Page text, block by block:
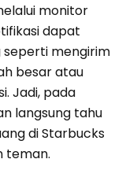
monitor
dapat
mengirim
besar atau
Jadi, pada
langsung tahu
di Starbucks
teman.